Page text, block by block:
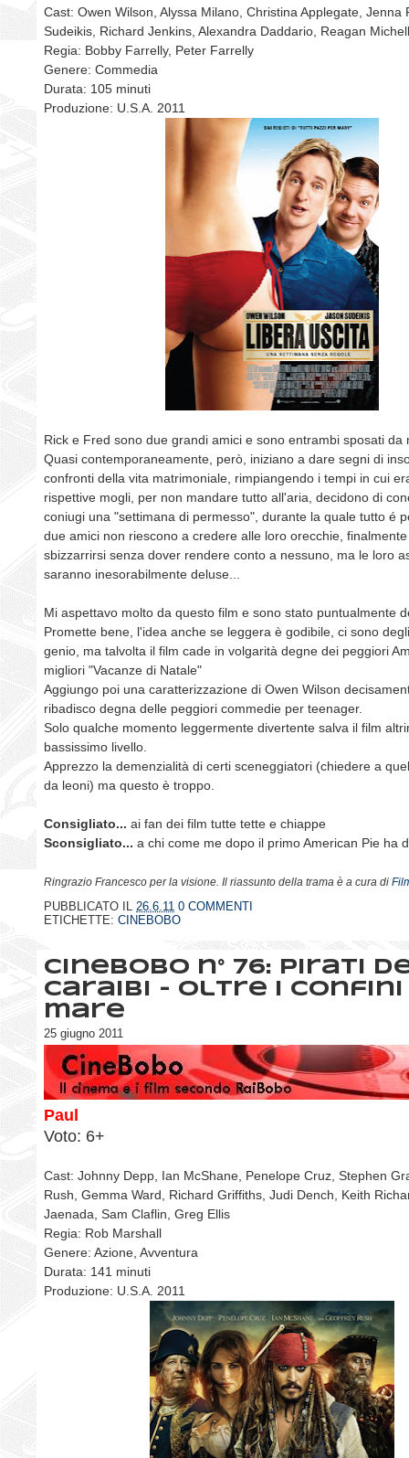
Cast: Owen Wilson, Alyssa Milano, Christina Applegate, Jenna
Sudeikis, Richard Jenkins, Alexandra Daddario, Reagan
Regia: Bobby Farrelly, Peter Farrelly
Genere: Commedia
Durata: 105 minuti
Produzione: U.S.A. 2011
Rick e Fred sono due grandi amici e sono entrambi sposati da
Quasi contemporaneamente, però, iniziano a dare segni di
confronti della vita matrimoniale, rimpiangendo i tempi in cui
rispettive mogli, per non mandare tutto all'aria, decidono di
coniugi una "settimana di permesso", durante la quale tutto é
due amici non riescono a credere alle loro orecchie,
sbizzarrirsi senza dover rendere conto a nessuno, ma le loro
saranno inesorabilmente deluse...
Mi aspettavo molto da questo film e sono stato puntualmente
Promette bene, l'idea anche se leggera è godibile, ci sono
genio, ma talvolta il film cade in volgarità degne dei peggiori
migliori "Vacanze di Natale"
Aggiungo poi una caratterizzazione di Owen Wilson
ribadisco degna delle peggiori commedie per teenager.
Solo qualche momento leggermente divertente salva il film
bassissimo livello.
Apprezzo la demenzialità di certi sceneggiatori (chiedere a
da leoni) ma questo è troppo.
Consigliato... ai fan dei film tutte tette e chiappe
Sconsigliato... a chi come me dopo il primo American Pie ha
Ringrazio Francesco per la visione. Il riassunto della trama è a cura di
PUBBLICATO IL 26.6.11 0 COMMENTI
ETICHETTE: CINEBOBO
CineBobo n° 76: Pirati
Caraibi - Oltre i
mare
25 giugno 2011
Paul
Voto: 6+
Cast: Johnny Depp, Ian McShane, Penelope Cruz, Stephen
Rush, Gemma Ward, Richard Griffiths, Judi Dench, Keith
Jaenada, Sam Claflin, Greg Ellis
Regia: Rob Marshall
Genere: Azione, Avventura
Durata: 141 minuti
Produzione: U.S.A. 2011